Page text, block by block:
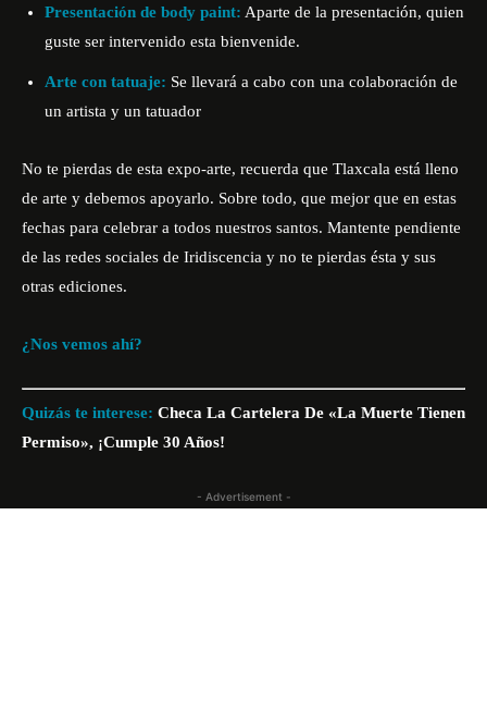
Presentación de body paint: Aparte de la presentación, quien
guste ser intervenido esta bienvenide.
Arte con tatuaje: Se llevará a cabo con una colaboración de
un artista y un tatuador
No te pierdas de esta expo-arte, recuerda que Tlaxcala está lleno
de arte y debemos apoyarlo. Sobre todo, que mejor que en estas
fechas para celebrar a todos nuestros santos. Mantente pendiente
de las redes sociales de Iridiscencia y no te pierdas ésta y sus
otras ediciones.
¿Nos vemos ahí?
Quizás te interese: Checa La Cartelera De «La Muerte Tienen
Permiso», ¡Cumple 30 Años!
- Advertisement -